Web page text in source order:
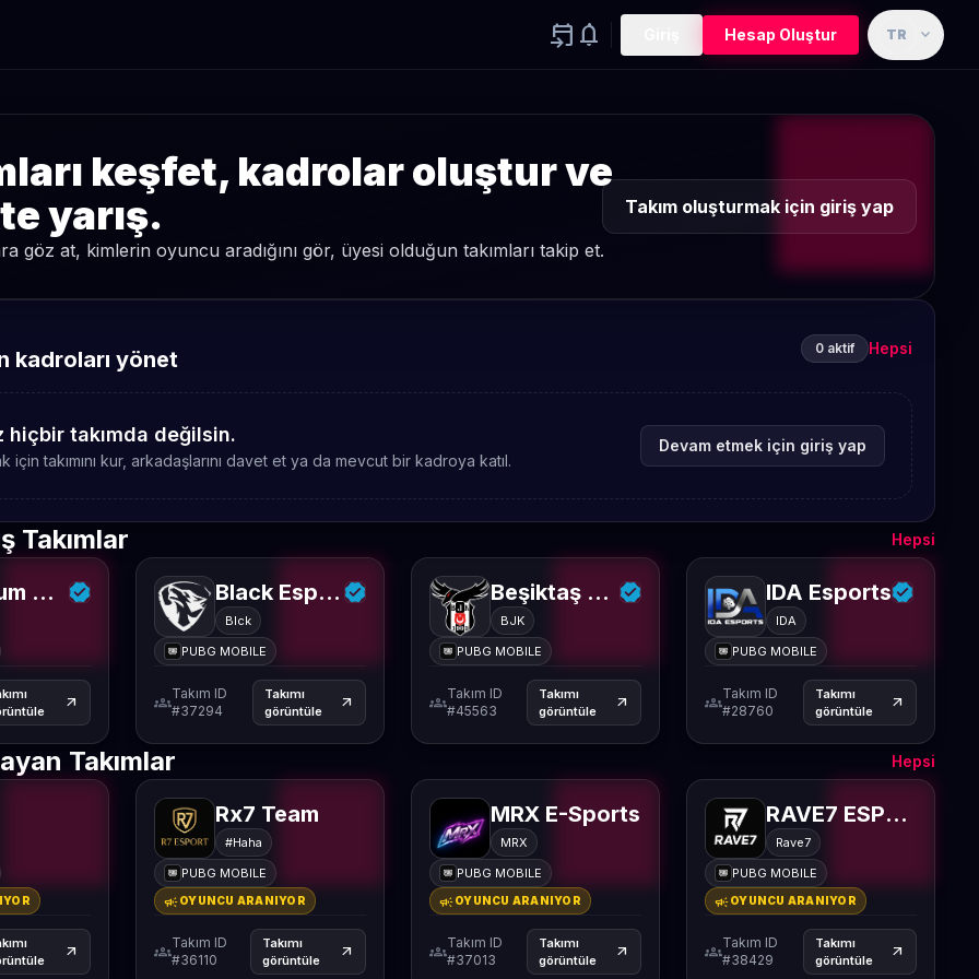
event_upcoming notifications Hesap Oluştur TR expand_more
keşfet, kadrolar oluştur ve
yarış.
göz at, kimlerin oyuncu aradığını gör, üyesi olduğun takımları takip et.
Takım oluşturmak için giriş yap
kadroları yönet 0 aktif Hepsi
hiçbir takımda değilsin.
için takımını kur, arkadaşlarını davet et ya da mevcut bir kadroya katıl.
Devam etmek için giriş yap
Takımlar Hepsi
Regnum Carya Esports
arrow_outward
Black Esports
Blck
PUBG MOBILE
groupsTakım ID
#37294
Takımı
görüntüle
arrow_outward
Beşiktaş Esports
BJK
PUBG MOBILE
groupsTakım ID
#45563
Takımı
görüntüle
arrow_outward
IDA Esports
IDA
PUBG MOBILE
groupsTakım ID
#28760
Takımı
görüntüle
arrow_outward
Takımlar Hepsi
arrow_outward
Rx7 Team
#Haha
PUBG MOBILE
campaignOYUNCU ARANIYOR
groupsTakım ID
#36110
Takımı
görüntüle
arrow_outward
MRX E-Sports
MRX
PUBG MOBILE
campaignOYUNCU ARANIYOR
groupsTakım ID
#37013
Takımı
görüntüle
arrow_outward
RAVE7 ESPORTS
Rave7
PUBG MOBILE
campaignOYUNCU ARANIYOR
groupsTakım ID
#38429
Takımı
görüntüle
arrow_outward